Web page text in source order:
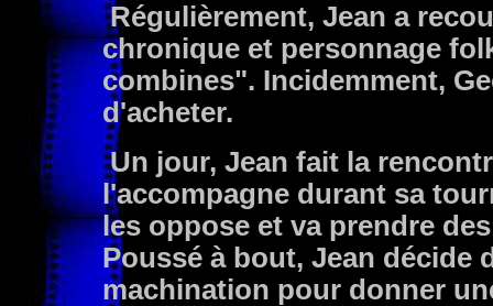
Régulièrement, Jean a
chronique et personnage
combines". Incidemment,
d'acheter.
Un jour, Jean fait la
l'accompagne durant sa
les oppose et va prendre
Poussé à bout, Jean décide
machination pour donner